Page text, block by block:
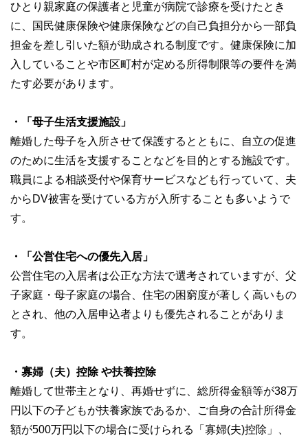
ひとり親家庭の保護者と児童が病院で診療を受けたとき
に、国民健康保険や健康保険などの自己負担分から一部負
担金を差し引いた額が助成される制度です。健康保険に加
入していることや市区町村が定める所得制限等の要件を満
たす必要があります。
・「母子生活支援施設」
離婚した母子を入所させて保護するとともに、自立の促進
のために生活を支援することなどを目的とする施設です。
職員による相談受付や保育サービスなども行っていて、夫
からDV被害を受けている方が入所することも多いようで
す。
・「公営住宅への優先入居」
公営住宅の入居者は公正な方法で選考されていますが、父
子家庭・母子家庭の場合、住宅の困窮度が著しく高いもの
とされ、他の入居申込者よりも優先されることがありま
す。
・寡婦（夫）控除 や扶養控除
離婚して世帯主となり、再婚せずに、総所得金額等が38万
円以下の子どもが扶養家族であるか、ご自身の合計所得金
額が500万円以下の場合に受けられる「寡婦(夫)控除」、